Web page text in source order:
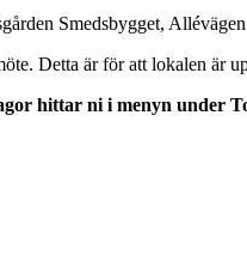
Smedsbygget,
Detta är för att lokalen är
hittar ni i menyn under